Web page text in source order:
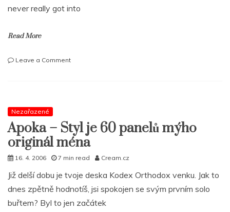
never really got into
Read More
Leave a Commenton
Nezařazené
Apoka – Styl je 60 panelů mýho
originál ména
16. 4. 2006 7 min read Cream.cz
Již delší dobu je tvoje deska Kodex Orthodox venku. Jak to
dnes zpětně hodnotíš, jsi spokojen se svým prvním solo
buřtem? Byl to jen začátek